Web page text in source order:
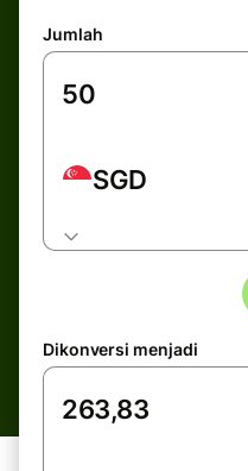
Jumlah
SGD
Dikonversi menjadi